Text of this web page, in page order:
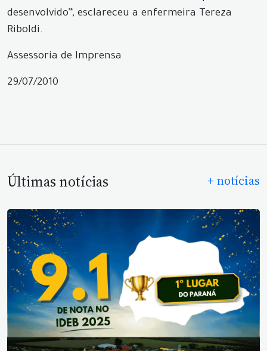
desenvolvido”, esclareceu a enfermeira Tereza
Riboldi.
Assessoria de Imprensa
29/07/2010
Últimas notícias + notícias